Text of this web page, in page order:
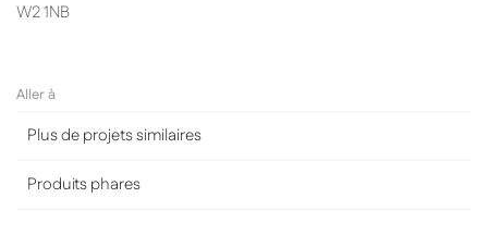
W2 1NB
Aller à
Plus de projets similaires
Produits phares